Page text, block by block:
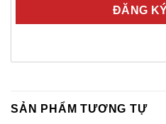
SẢN PHẨM TƯƠNG TỰ